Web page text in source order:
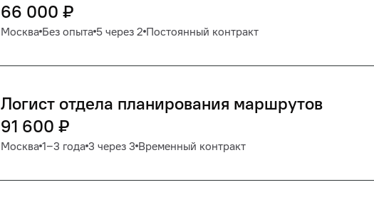
66 000 ₽
Москва Без опыта 5 через 2 Постоянный контракт
Логист отдела планирования маршрутов
91 600 ₽
Москва 1‒3 года 3 через 3 Временный контракт